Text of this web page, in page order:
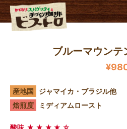
ブルーマウンテンブレンド | 埼玉県越谷市の
ブルーマウンテ
産地国
ジャマイカ・ブラジル他
焙煎度
ミディアムロースト
酸味 ★★★★☆